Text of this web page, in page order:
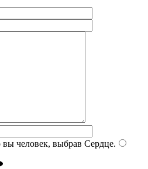
человек, выбрав Сердце.